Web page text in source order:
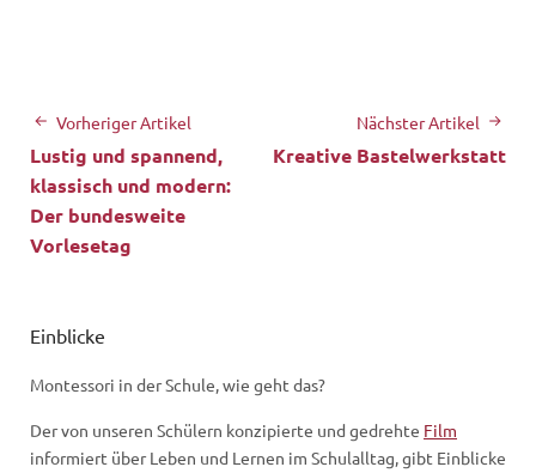
Vorheriger Artikel
Lustig und spannend,
klassisch und modern:
Der bundesweite
Vorlesetag
Nächster Artikel
Kreative Bastelwerkstatt
Einblicke
Montessori in der Schule, wie geht das?
Der von unseren Schülern konzipierte und gedrehte Film
informiert über Leben und Lernen im Schulalltag, gibt Einblicke